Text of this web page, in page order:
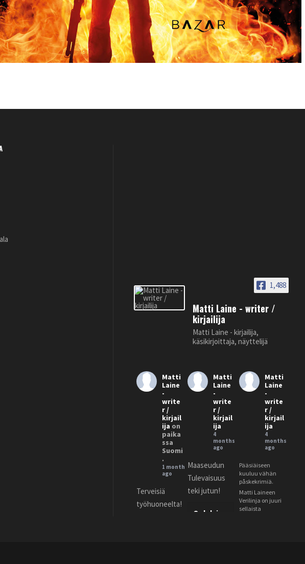
1,488
Matti Laine - writer /
kirjailija
Matti Laine - kirjailija,
käsikirjoittaja, näyttelijä
Matti
Laine
-
write
r /
kirjail
ija on
paika
ssa
Suomi
.
1 month
ago
Terveisiä
työhuoneelta!
Matti
Laine
-
write
r /
kirjail
ija
4
months
ago
Maaseudun
Tulevaisuus
teki jutun!
Oululaine
Matti
Laine
-
write
r /
kirjail
ija
4
months
ago
Pääsiäiseen
kuuluu vähän
påskekrimiä.
Matti Laineen
Verilinja on juuri
sellaista